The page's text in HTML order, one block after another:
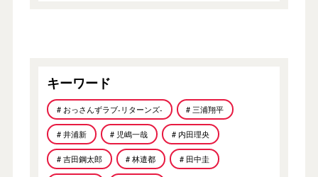
キーワード
# おっさんずラブ-リターンズ- # 三浦翔平
# 井浦新 # 児嶋一哉 # 内田理央
# 吉田鋼太郎 # 林遣都 # 田中圭